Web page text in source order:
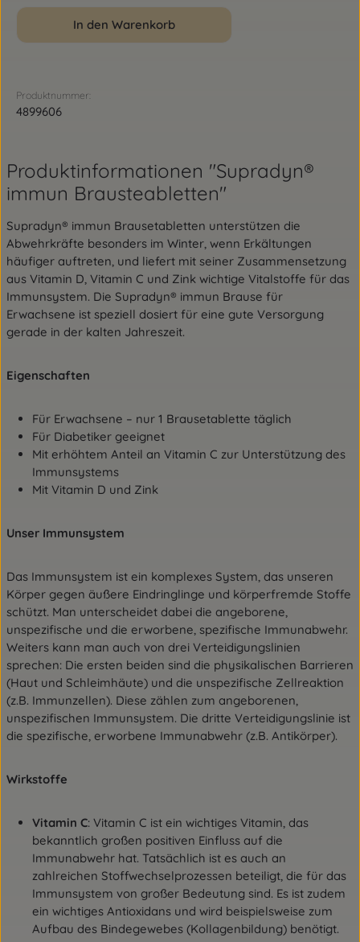
In den Warenkorb
Produktnummer:
4899606
Produktinformationen "Supradyn®
immun Brausteabletten"
Supradyn® immun Brausetabletten unterstützen die
Abwehrkräfte besonders im Winter, wenn Erkältungen
häufiger auftreten, und liefert mit seiner Zusammensetzung
aus Vitamin D, Vitamin C und Zink wichtige Vitalstoffe für das
Immunsystem. Die Supradyn® immun Brause für
Erwachsene ist speziell dosiert für eine gute Versorgung
gerade in der kalten Jahreszeit.
Eigenschaften
Für Erwachsene – nur 1 Brausetablette täglich
Für Diabetiker geeignet
Mit erhöhtem Anteil an Vitamin C zur Unterstützung des
Immunsystems
Mit Vitamin D und Zink
Unser Immunsystem
Das Immunsystem ist ein komplexes System, das unseren
Körper gegen äußere Eindringlinge und körperfremde Stoffe
schützt. Man unterscheidet dabei die angeborene,
unspezifische und die erworbene, spezifische Immunabwehr.
Weiters kann man auch von drei Verteidigungslinien
sprechen: Die ersten beiden sind die physikalischen Barrieren
(Haut und Schleimhäute) und die unspezifische Zellreaktion
(z.B. Immunzellen). Diese zählen zum angeborenen,
unspezifischen Immunsystem. Die dritte Verteidigungslinie ist
die spezifische, erworbene Immunabwehr (z.B. Antikörper).
Wirkstoffe
Vitamin C: Vitamin C ist ein wichtiges Vitamin, das
bekanntlich großen positiven Einfluss auf die
Immunabwehr hat. Tatsächlich ist es auch an
zahlreichen Stoffwechselprozessen beteiligt, die für das
Immunsystem von großer Bedeutung sind. Es ist zudem
ein wichtiges Antioxidans und wird beispielsweise zum
Aufbau des Bindegewebes (Kollagenbildung) benötigt.